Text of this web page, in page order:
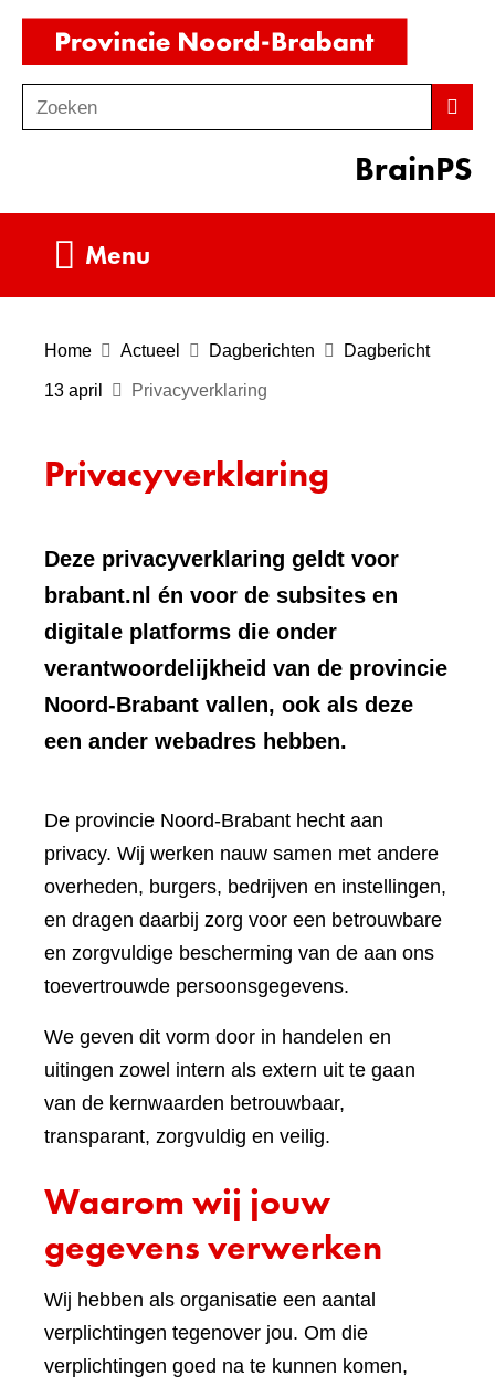
Ga
de
inhoud
o
Zoeken
BrainPS
Menu
Home Actueel Dagberichten Dagbericht
13 april Privacyverklaring
Privacyverklaring
Deze privacyverklaring geldt voor
brabant.nl én voor de subsites en
digitale platforms die onder
verantwoordelijkheid van de provincie
Noord-Brabant vallen, ook als deze
een ander webadres hebben.
De provincie Noord-Brabant hecht aan
privacy. Wij werken nauw samen met andere
overheden, burgers, bedrijven en instellingen,
en dragen daarbij zorg voor een betrouwbare
en zorgvuldige bescherming van de aan ons
toevertrouwde persoonsgegevens.
We geven dit vorm door in handelen en
uitingen zowel intern als extern uit te gaan
van de kernwaarden betrouwbaar,
transparant, zorgvuldig en veilig.
Waarom wij jouw
gegevens verwerken
Wij hebben als organisatie een aantal
verplichtingen tegenover jou. Om die
verplichtingen goed na te kunnen komen,